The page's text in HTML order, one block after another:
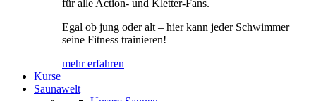
für alle Action- und Kletter-Fans.
Egal ob jung oder alt – hier kann jeder Schwimmer
seine Fitness trainieren!
mehr erfahren
Kurse
Saunawelt